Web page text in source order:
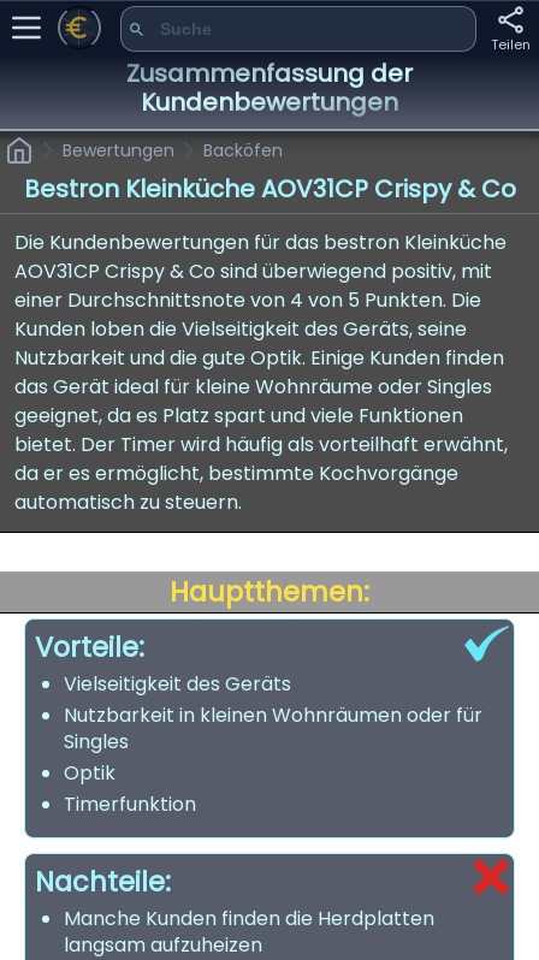
Teilen
Zusammenfassung der
Kundenbewertungen
Bewertungen Backöfen
Bestron Kleinküche AOV31CP Crispy & Co
Die Kundenbewertungen für das bestron Kleinküche
AOV31CP Crispy & Co sind überwiegend positiv, mit
einer Durchschnittsnote von 4 von 5 Punkten. Die
Kunden loben die Vielseitigkeit des Geräts, seine
Nutzbarkeit und die gute Optik. Einige Kunden finden
das Gerät ideal für kleine Wohnräume oder Singles
geeignet, da es Platz spart und viele Funktionen
bietet. Der Timer wird häufig als vorteilhaft erwähnt,
da er es ermöglicht, bestimmte Kochvorgänge
automatisch zu steuern.
Hauptthemen:
Vorteile:
Vielseitigkeit des Geräts
Nutzbarkeit in kleinen Wohnräumen oder für
Singles
Optik
Timerfunktion
Nachteile:
Manche Kunden finden die Herdplatten
langsam aufzuheizen